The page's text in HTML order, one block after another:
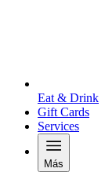
Eat & Drink
Gift Cards
Services
Más